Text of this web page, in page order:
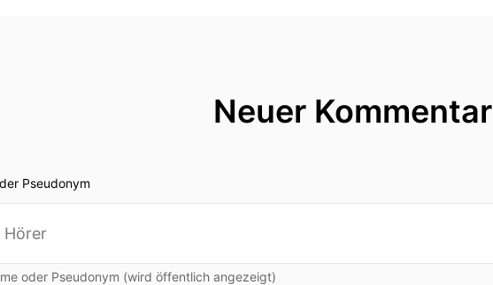
Neuer Kommentar
Pseudonym
oder Pseudonym (wird öffentlich angezeigt)